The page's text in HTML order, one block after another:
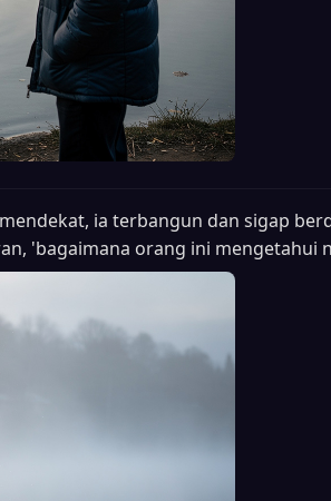
ia terbangun dan sigap
'bagaimana orang ini mengetahui